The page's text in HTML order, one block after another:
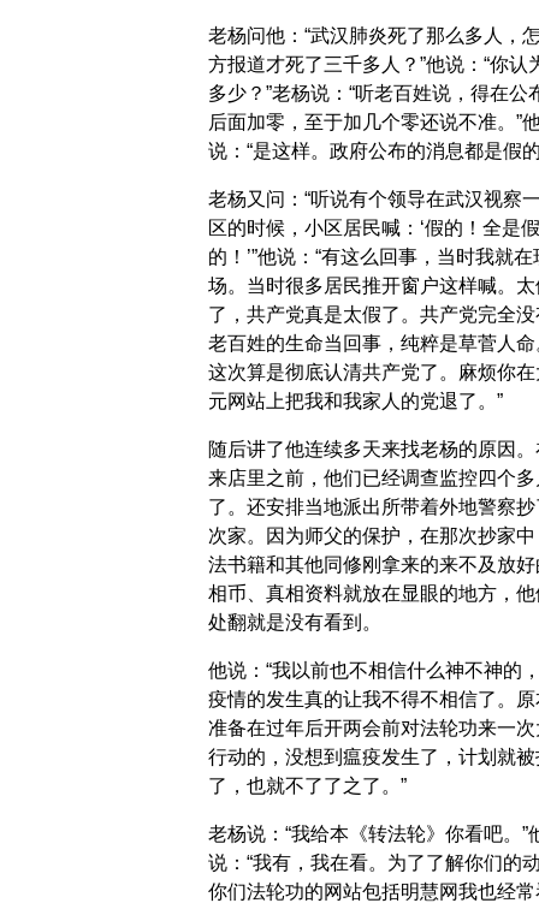
老杨问他：“武汉肺炎死了那么多人，
方报道才死了三千多人？”他说：“你认
多少？”老杨说：“听老百姓说，得在公
后面加零，至于加几个零还说不准。”
说：“是这样。政府公布的消息都是假
老杨又问：“听说有个领导在武汉视察
区的时候，小区居民喊：‘假的！全是假
的！’”他说：“有这么回事，当时我就在
场。当时很多居民推开窗户这样喊。太
了，共产党真是太假了。共产党完全没
老百姓的生命当回事，纯粹是草菅人命
这次算是彻底认清共产党了。麻烦你在
元网站上把我和我家人的党退了。”
随后讲了他连续多天来找老杨的原因
来店里之前，他们已经调查监控四个多
了。还安排当地派出所带着外地警察抄
次家。因为师父的保护，在那次抄家中
法书籍和其他同修刚拿来的来不及放好
相币、真相资料就放在显眼的地方，他
处翻就是没有看到。
他说：“我以前也不相信什么神不神的
疫情的发生真的让我不得不相信了。原
准备在过年后开两会前对法轮功来一次
行动的，没想到瘟疫发生了，计划就被
了，也就不了了之了。”
老杨说：“我给本《转法轮》你看吧。”
说：“我有，我在看。为了了解你们的
你们法轮功的网站包括明慧网我也经常